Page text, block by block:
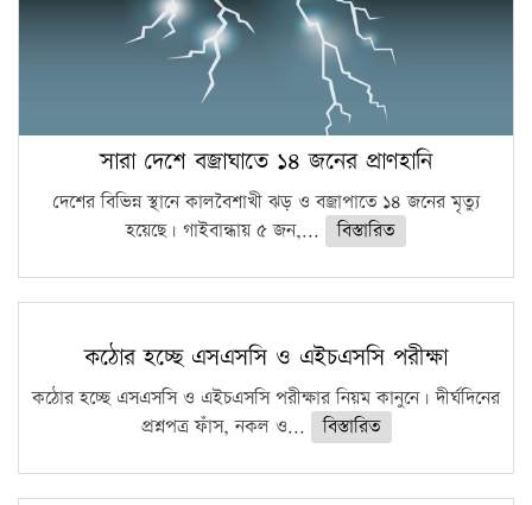
সারা দেশে বজ্রাঘাতে ১৪ জনের প্রাণহানি
দেশের বিভিন্ন স্থানে কালবৈশাখী ঝড় ও বজ্রাপাতে ১৪ জনের মৃত্যু
হয়েছে। গাইবান্ধায় ৫ জন,...
বিস্তারিত
কঠোর হচ্ছে এসএসসি ও এইচএসসি পরীক্ষা
কঠোর হচ্ছে এসএসসি ও এইচএসসি পরীক্ষার নিয়ম কানুনে। দীর্ঘদিনের
প্রশ্নপত্র ফাঁস, নকল ও...
বিস্তারিত